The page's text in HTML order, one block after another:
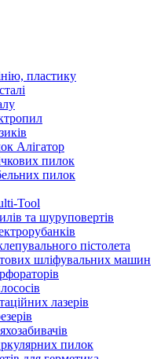
пластику
Алігатор
пилок
пилок
Tool
та шуруповертів
пістолета
шліфувальних машин
лазерів
пилок